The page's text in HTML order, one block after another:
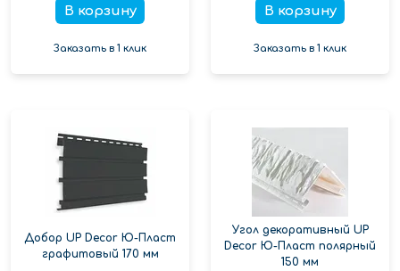
В корзину
Заказать в 1 клик
В корзину
Заказать в 1 клик
Добор UP Decor Ю-Пласт
графитовый 170 мм
Угол декоративный UP
Decor Ю-Пласт полярный
150 мм